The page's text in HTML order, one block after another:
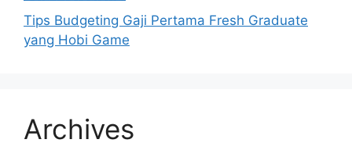
Tips Budgeting Gaji Pertama Fresh Graduate
yang Hobi Game
Archives